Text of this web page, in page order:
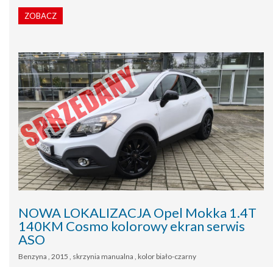
ZOBACZ
NOWA LOKALIZACJA Opel Mokka 1.4T
140KM Cosmo kolorowy ekran serwis
ASO
Benzyna , 2015 , skrzynia manualna , kolor biało-czarny